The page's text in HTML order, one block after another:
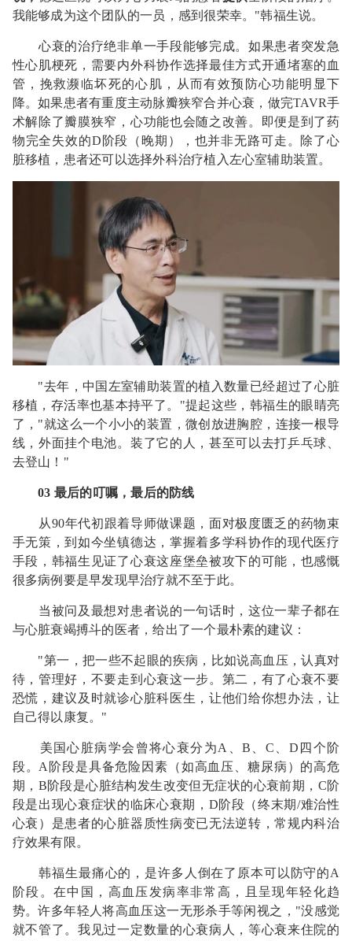
我能够成为这个团队的一员，感到很荣幸。"韩福生说。
心衰的治疗绝非单一手段能够完成。如果患者突发急
性心肌梗死，需要内外科协作选择最佳方式开通堵塞的血
管，挽救濒临坏死的心肌，从而有效预防心功能明显下
降。如果患者有重度主动脉瓣狭窄合并心衰，做完TAVR手
术解除了瓣膜狭窄，心功能也会随之改善。即便是到了药
物完全失效的D阶段（晚期），也并非无路可走。除了心
脏移植，患者还可以选择外科治疗植入左心室辅助装置。
"去年，中国左室辅助装置的植入数量已经超过了心脏
移植，存活率也基本持平了。"提起这些，韩福生的眼睛亮
了，"就这么一个小小的装置，微创放进胸腔，连接一根导
线，外面挂个电池。装了它的人，甚至可以去打乒乓球、
去登山！"
03 最后的叮嘱，最后的防线
从90年代初跟着导师做课题，面对极度匮乏的药物束
手无策，到如今坐镇德达，掌握着多学科协作的现代医疗
手段，韩福生见证了心衰这座堡垒被攻下的可能，也感慨
很多病例要是早发现早治疗就不至于此。
当被问及最想对患者说的一句话时，这位一辈子都在
与心脏衰竭搏斗的医者，给出了一个最朴素的建议：
"第一，把一些不起眼的疾病，比如说高血压，认真对
待，管理好，不要走到心衰这一步。第二，有了心衰不要
恐慌，建议及时就诊心脏科医生，让他们给你想办法，让
自己得以康复。"
美国心脏病学会曾将心衰分为A、B、C、D四个阶
段。A阶段是具备危险因素（如高血压、糖尿病）的高危
期，B阶段是心脏结构发生改变但无症状的心衰前期，C阶
段是出现心衰症状的临床心衰期，D阶段（终末期/难治性
心衰）是患者的心脏器质性病变已无法逆转，常规内科治
疗效果有限。
韩福生最痛心的，是许多人倒在了原本可以防守的A
阶段。在中国，高血压发病率非常高，且呈现年轻化趋
势。许多年轻人将高血压这一无形杀手等闲视之，"没感觉
就不管了。我见过一定数量的心衰病人，等心衰来住院的